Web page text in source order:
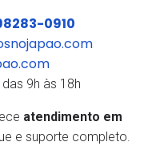
0910
9h às 18h
atendimento em
e suporte completo.